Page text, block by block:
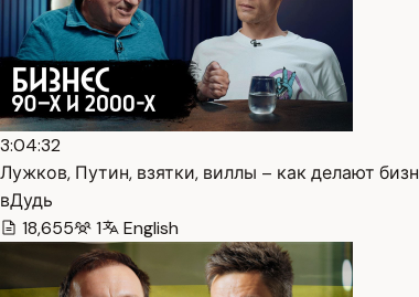
3:04:32
Лужков, Путин, взятки, виллы – как делают
вДудь
18,655
1 English